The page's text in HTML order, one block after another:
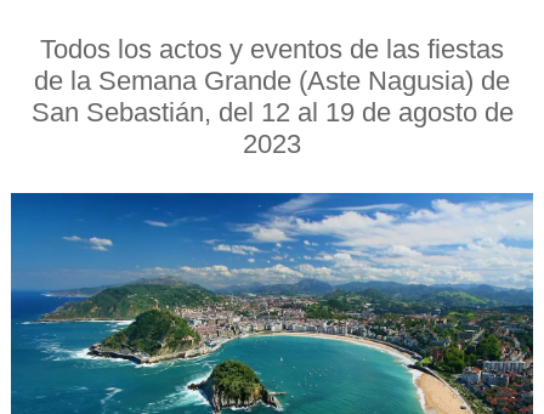
Todos los actos y eventos de las fiestas
de la Semana Grande (Aste Nagusia) de
San Sebastián, del 12 al 19 de agosto de
2023